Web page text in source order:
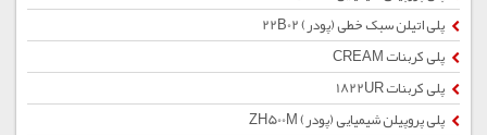
پلی اتیلن سبک خطی (پودر) 22B02
پلی کربنات CREAM
پلی کربنات 1822UR
پلی پروپیلن شیمیایی (پودر) ZH500M